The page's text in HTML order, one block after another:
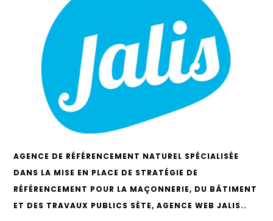
AGENCE DE RÉFÉRENCEMENT NATUREL SPÉCIALISÉE
DANS LA MISE EN PLACE DE STRATÉGIE DE
RÉFÉRENCEMENT POUR LA MAÇONNERIE, DU BÂTIMENT
ET DES TRAVAUX PUBLICS SÈTE, AGENCE WEB JALIS..